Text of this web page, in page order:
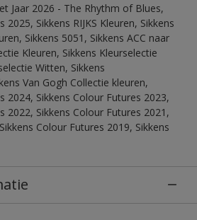
Jaar 2026 - The Rhythm of Blues,
2025, Sikkens RIJKS Kleuren, Sikkens
Sikkens 5051, Sikkens ACC naar
Kleuren, Sikkens Kleurselectie
Witten, Sikkens
Van Gogh Collectie kleuren,
2024, Sikkens Colour Futures 2023,
2022, Sikkens Colour Futures 2021,
Colour Futures 2019, Sikkens